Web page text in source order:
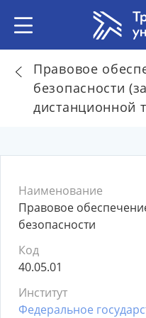
Правовое
безопасности
дистанционной
Наименование
Правовое
безопасности
Код
40.05.01
Институт
Федеральное